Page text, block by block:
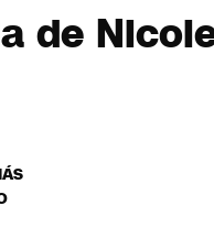
de